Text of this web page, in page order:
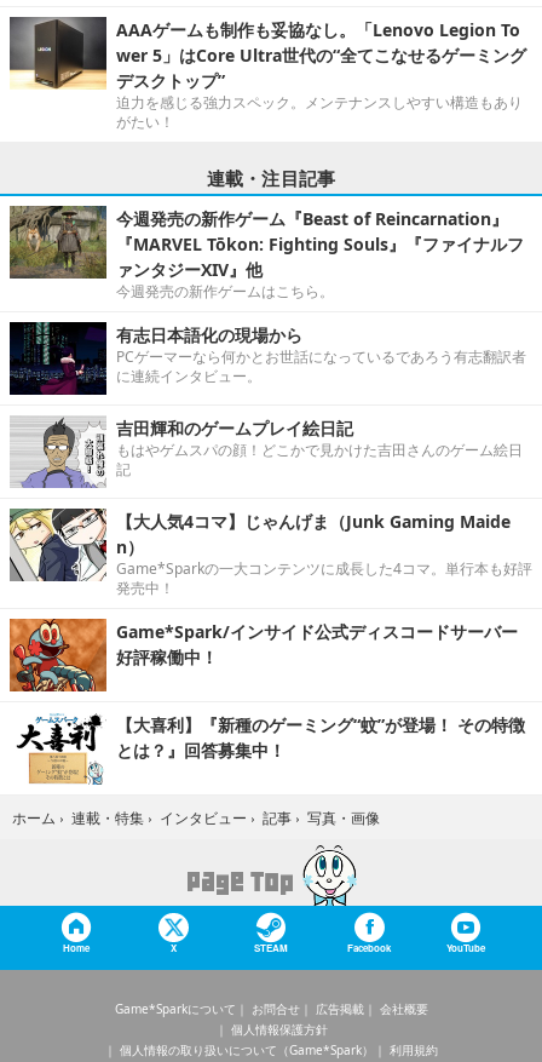
AAAゲームも制作も妥協なし。「Lenovo Legion To
wer 5」はCore Ultra世代の“全てこなせるゲーミング
デスクトップ”
迫力を感じる強力スペック。メンテナンスしやすい構造もあり
がたい！
連載・注目記事
今週発売の新作ゲーム『Beast of Reincarnation』
『MARVEL Tōkon: Fighting Souls』『ファイナルフ
ァンタジーXIV』他
今週発売の新作ゲームはこちら。
有志日本語化の現場から
PCゲーマーなら何かとお世話になっているであろう有志翻訳者
に連続インタビュー。
吉田輝和のゲームプレイ絵日記
もはやゲムスパの顔！どこかで見かけた吉田さんのゲーム絵日
記
【大人気4コマ】じゃんげま（Junk Gaming Maide
n）
Game*Sparkの一大コンテンツに成長した4コマ。単行本も好評
発売中！
Game*Spark/インサイド公式ディスコードサーバー
好評稼働中！
【大喜利】『新種のゲーミング“蚊”が登場！ その特徴
とは？』回答募集中！
ホーム › 連載・特集 › インタビュー › 記事 › 写真・画像
Home X STEAM Facebook YouTube
Game*Sparkについて お問合せ 広告掲載
会社概要
個人情報保護方針
個人情報の取り扱いについて（Game*Spark）
利用規約